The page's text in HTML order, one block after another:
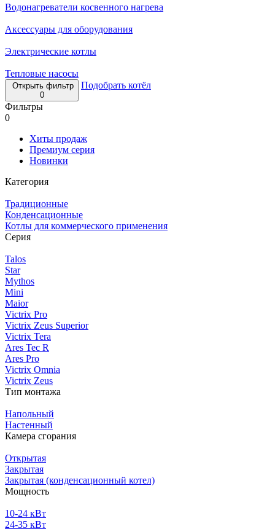
Водонагреватели косвенного нагрева
Аксессуары для оборудования
Электрические котлы
Тепловые насосы
Открыть фильтр
0
Подобрать котёл
Фильтры
0
Хиты продаж
Премиум серия
Новинки
Категория
Традиционные
Конденсационные
Котлы для коммерческого применения
Серия
Talos
Star
Mythos
Mini
Maior
Victrix Pro
Victrix Zeus Superior
Victrix Tera
Ares Tec R
Ares Pro
Victrix Omnia
Victrix Zeus
Тип монтажа
Напольный
Настенный
Камера сгорания
Открытая
Закрытая
Закрытая (конденсационный котел)
Мощность
10-24 кВт
24-35 кВт